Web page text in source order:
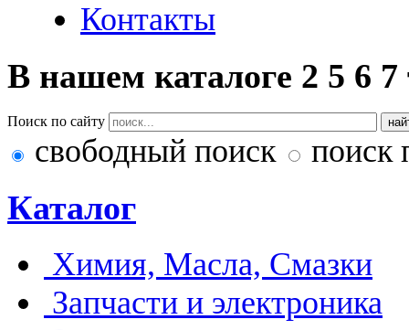
Контакты
В нашем каталоге 2 5 6 7
Поиск по сайту
свободный поиск поиск
Каталог
Химия, Масла, Смазки
Запчасти и электроника